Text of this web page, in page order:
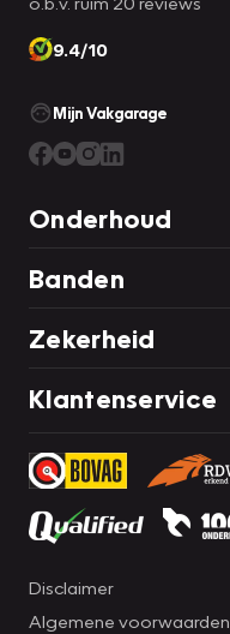
9.4/10
Mijn Vakgarage
Onderhoud
Banden
Zekerheid
Klantenservice
Disclaimer
Algemene voorwaarden